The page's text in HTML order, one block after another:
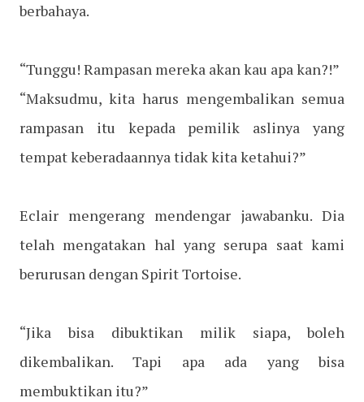
berbahaya.
“Tunggu! Rampasan mereka akan kau apa kan?!”
“Maksudmu, kita harus mengembalikan semua
rampasan itu kepada pemilik aslinya yang
tempat keberadaannya tidak kita ketahui?”
Eclair mengerang mendengar jawabanku. Dia
telah mengatakan hal yang serupa saat kami
berurusan dengan Spirit Tortoise.
“Jika bisa dibuktikan milik siapa, boleh
dikembalikan. Tapi apa ada yang bisa
membuktikan itu?”